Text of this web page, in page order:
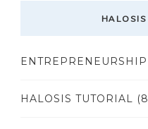
ENTREPRENEURSHIP
HALOSIS TUTORIAL